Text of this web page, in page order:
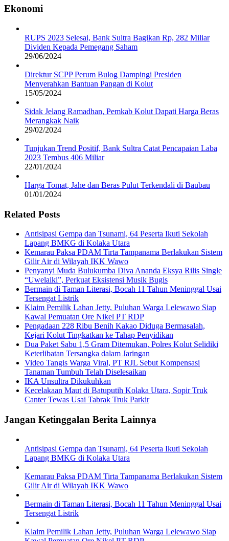
Ekonomi
RUPS 2023 Selesai, Bank Sultra Bagikan Rp, 282 Miliar
Dividen Kepada Pemegang Saham
29/06/2024
Direktur SCPP Perum Bulog Dampingi Presiden
Menyerahkan Bantuan Pangan di Kolut
15/05/2024
Sidak Jelang Ramadhan, Pemkab Kolut Dapati Harga Beras
Merangkak Naik
29/02/2024
Tunjukan Trend Positif, Bank Sultra Catat Pencapaian Laba
2023 Tembus 406 Miliar
22/01/2024
Harga Tomat, Jahe dan Beras Pulut Terkendali di Baubau
01/01/2024
Related Posts
Antisipasi Gempa dan Tsunami, 64 Peserta Ikuti Sekolah
Lapang BMKG di Kolaka Utara
Kemarau Paksa PDAM Tirta Tampanama Berlakukan Sistem
Gilir Air di Wilayah IKK Wawo
Penyanyi Muda Bulukumba Diva Ananda Eksya Rilis Single
“Uwelaiki”, Perkuat Eksistensi Musik Bugis
Bermain di Taman Literasi, Bocah 11 Tahun Meninggal Usai
Tersengat Listrik
Klaim Pemilik Lahan Jetty, Puluhan Warga Lelewawo Siap
Kawal Pemuatan Ore Nikel PT RDP
Pengadaan 228 Ribu Benih Kakao Diduga Bermasalah,
Kejari Kolut Tingkatkan ke Tahap Penyidikan
Dua Paket Sabu 1,5 Gram Ditemukan, Polres Kolut Selidiki
Keterlibatan Tersangka dalam Jaringan
Video Tangis Warga Viral, PT RJL Sebut Kompensasi
Tanaman Tumbuh Telah Diselesaikan
IKA Unsultra Dikukuhkan
Kecelakaan Maut di Batuputih Kolaka Utara, Sopir Truk
Canter Tewas Usai Tabrak Truk Parkir
Jangan Ketinggalan Berita Lainnya
Antisipasi Gempa dan Tsunami, 64 Peserta Ikuti Sekolah
Lapang BMKG di Kolaka Utara
Kemarau Paksa PDAM Tirta Tampanama Berlakukan Sistem
Gilir Air di Wilayah IKK Wawo
Bermain di Taman Literasi, Bocah 11 Tahun Meninggal Usai
Tersengat Listrik
Klaim Pemilik Lahan Jetty, Puluhan Warga Lelewawo Siap